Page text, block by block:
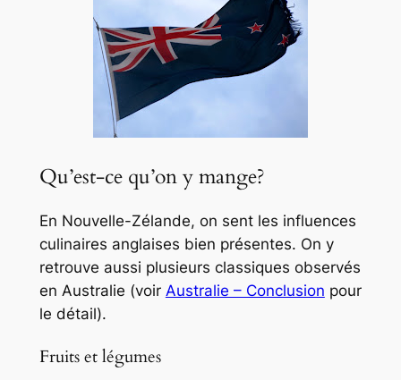
Qu’est-ce qu’on y mange?
En Nouvelle-Zélande, on sent les influences
culinaires anglaises bien présentes. On y
retrouve aussi plusieurs classiques observés
en Australie (voir Australie – Conclusion pour
le détail).
Fruits et légumes